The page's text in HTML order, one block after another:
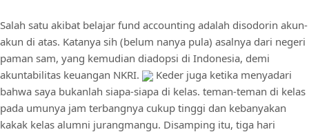
Salah satu akibat belajar fund accounting adalah disodorin akun-
akun di atas. Katanya sih (belum nanya pula) asalnya dari negeri
paman sam, yang kemudian diadopsi di Indonesia, demi
akuntabilitas keuangan NKRI.
Keder juga ketika menyadari
bahwa saya bukanlah siapa-siapa di kelas. teman-teman di kelas
pada umunya jam terbangnya cukup tinggi dan kebanyakan
kakak kelas alumni jurangmangu. Disamping itu, tiga hari